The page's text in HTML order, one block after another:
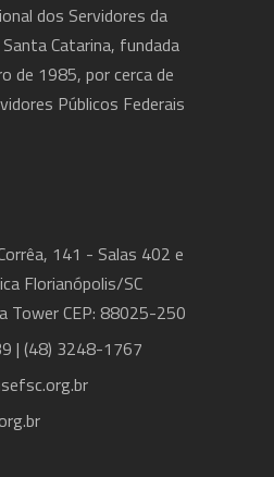
dos Servidores da
Catarina, fundada
de 1985, por cerca de
Públicos Federais
141 - Salas 402 e
Florianópolis/SC
Tower CEP: 88025-250
| (48) 3248-1767